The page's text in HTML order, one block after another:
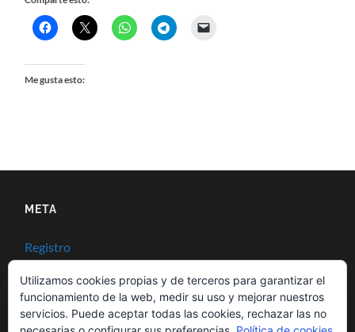
Me gusta esto:
META
Registro
Acceder
Feed de entradas
Utilizamos cookies propias y de terceros para garantizar el
funcionamiento de la web, medir su uso y mejorar nuestros
servicios. Puede aceptar todas las cookies, rechazar las no